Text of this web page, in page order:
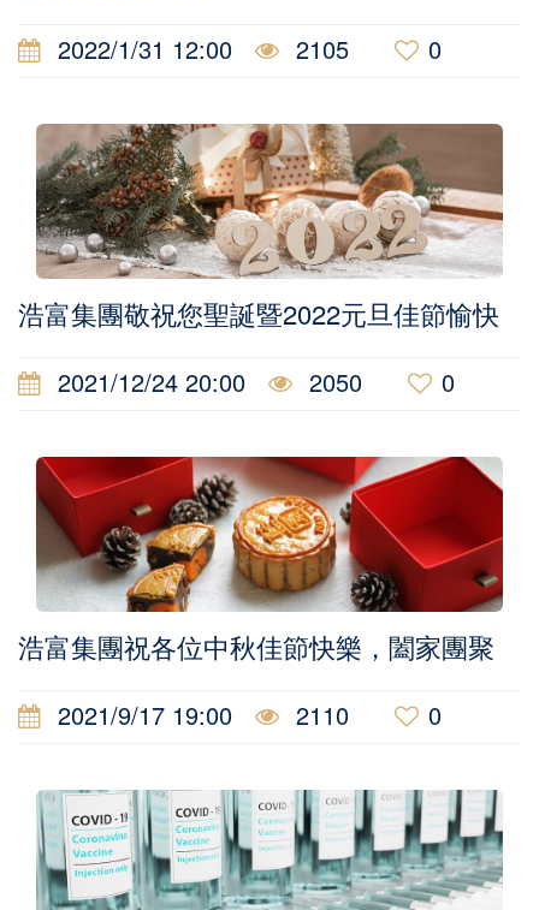
2022/1/31 12:00 2105 0
浩富集團敬祝您聖誕暨2022元旦佳節愉快
2021/12/24 20:00 2050 0
浩富集團祝各位中秋佳節快樂，闔家團聚
2021/9/17 19:00 2110 0